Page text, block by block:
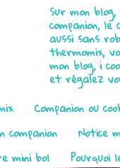
Sur mon
companion,
aussi sans
thermomix,
mon blog, i
et régalez
Companion ou
companion
Notice
mini bol Pourquoi